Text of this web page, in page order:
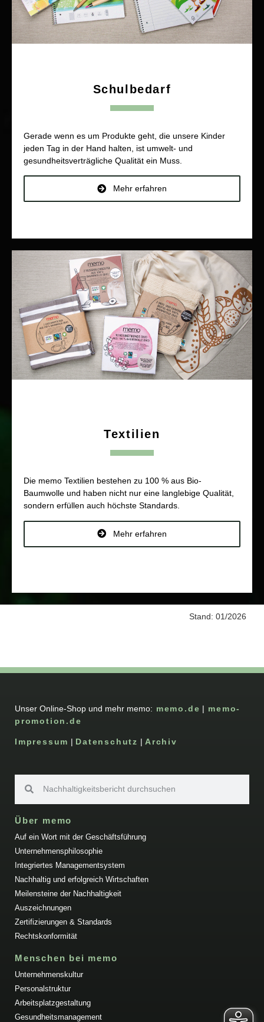
Schulbedarf
Gerade wenn es um Produkte geht, die unsere Kinder
jeden Tag in der Hand halten, ist umwelt- und
gesundheitsverträgliche Qualität ein Muss.
Mehr erfahren
Textilien
Die memo Textilien bestehen zu 100 % aus Bio-
Baumwolle und haben nicht nur eine langlebige Qualität,
sondern erfüllen auch höchste Standards.
Mehr erfahren
Stand: 01/2026
Unser Online-Shop und mehr memo: memo.de | memo-
promotion.de
Impressum | Datenschutz | Archiv
Über memo
Auf ein Wort mit der Geschäftsführung
Unternehmensphilosophie
Integriertes Managementsystem
Nachhaltig und erfolgreich Wirtschaften
Meilensteine der Nachhaltigkeit
Auszeichnungen
Zertifizierungen & Standards
Rechtskonformität
Menschen bei memo
Unternehmenskultur
Personalstruktur
Arbeitsplatzgestaltung
Gesundheitsmanagement